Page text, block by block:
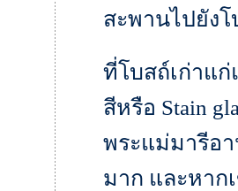
สะพานไปยัง
ที่โบสถ์เก่าแ
สีหรือ Stain
พระแม่มารีอ
มาก และหาก